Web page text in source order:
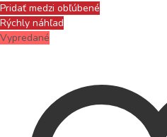
Pridať medzi obľúbené
Rýchly náhľad
Vypredané